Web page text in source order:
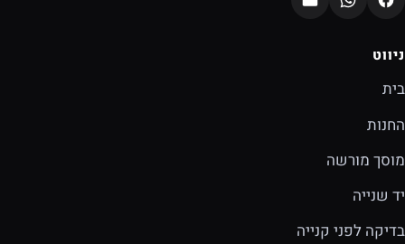
ניווט
בית
החנות
מוסך מורשה
יד שנייה
בדיקה לפני קנייה